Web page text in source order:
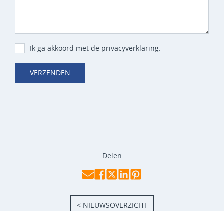
Ik ga akkoord met de privacyverklaring.
VERZENDEN
Delen
< NIEUWSOVERZICHT